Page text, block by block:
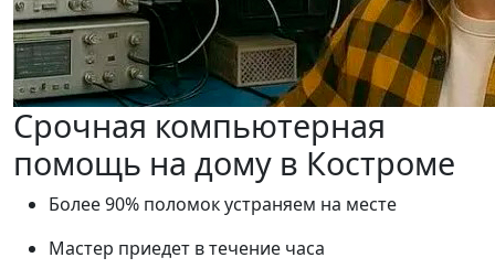
Срочная компьютерная
помощь на дому в Костроме
Более 90% поломок устраняем на месте
Мастер приедет в течение часа